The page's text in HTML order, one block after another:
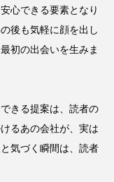
心できる要素となり
後も気軽に顔を出し
初の出会いを生みま
きる提案は、読者の
るあの会社が、実は
気づく瞬間は、読者